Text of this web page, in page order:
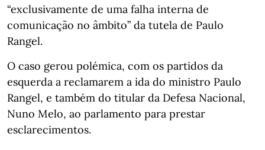
“exclusivamente de uma falha interna de
comunicação no âmbito” da tutela de Paulo
Rangel.
O caso gerou polémica, com os partidos da
esquerda a reclamarem a ida do ministro Paulo
Rangel, e também do titular da Defesa Nacional,
Nuno Melo, ao parlamento para prestar
esclarecimentos.